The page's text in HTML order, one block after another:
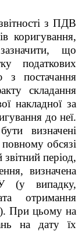
з ПДВ
коригування,
що
податкових
з постачання
складання
накладної за
до неї.
визначені
обсязі
період,
визначена
(у випадку,
отримання
При цьому на
на дату їх